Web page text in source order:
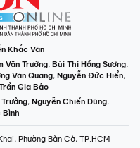
Khắc Văn
Văn Trường, Bùi Thị Hồng Sương,
Văn Quang, Nguyễn Đức Hiển,
Gia Bảo
, Nguyễn Chiến Dũng,
Bình
Phường Bàn Cờ, TP.HCM